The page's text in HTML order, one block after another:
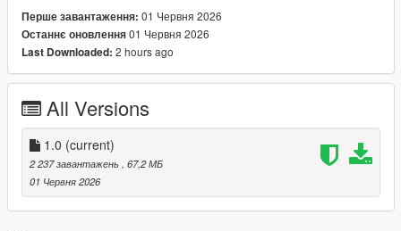
dlclist.xml found at:
mods/update/update.rpf/common/data
Then scroll to the bottom and hit Enter to add a empty space.
Add the line dlcpacks:/humev/
to the dlclist and save then exit.
Перше завантаження: 01 Червня 2026
Останнє оновлення01 Червня 2026
Last Downloaded: 2 hours ago
All Versions
1.0 (current)
2 237 завантажень
, 67,2 МБ
01 Червня 2026